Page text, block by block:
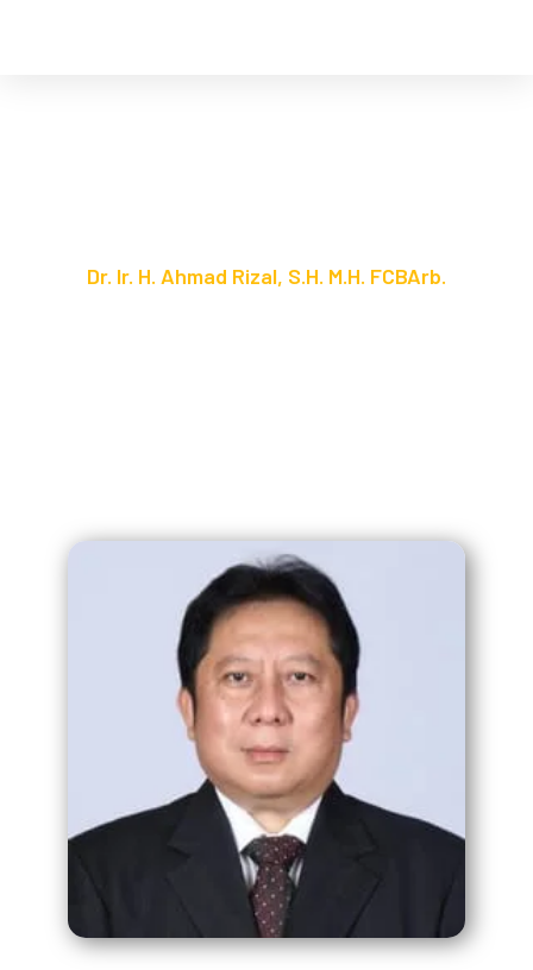
Dr. Ir. H. Ahmad Rizal, S.H. M.H. FCBArb.